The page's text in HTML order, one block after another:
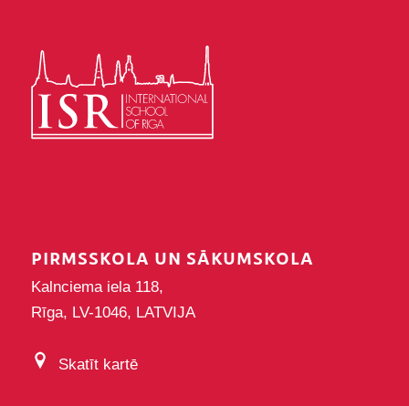
PIRMSSKOLA UN SĀKUMSKOLA
Kalnciema iela 118,
Rīga, LV-1046, LATVIJA
Skatīt kartē